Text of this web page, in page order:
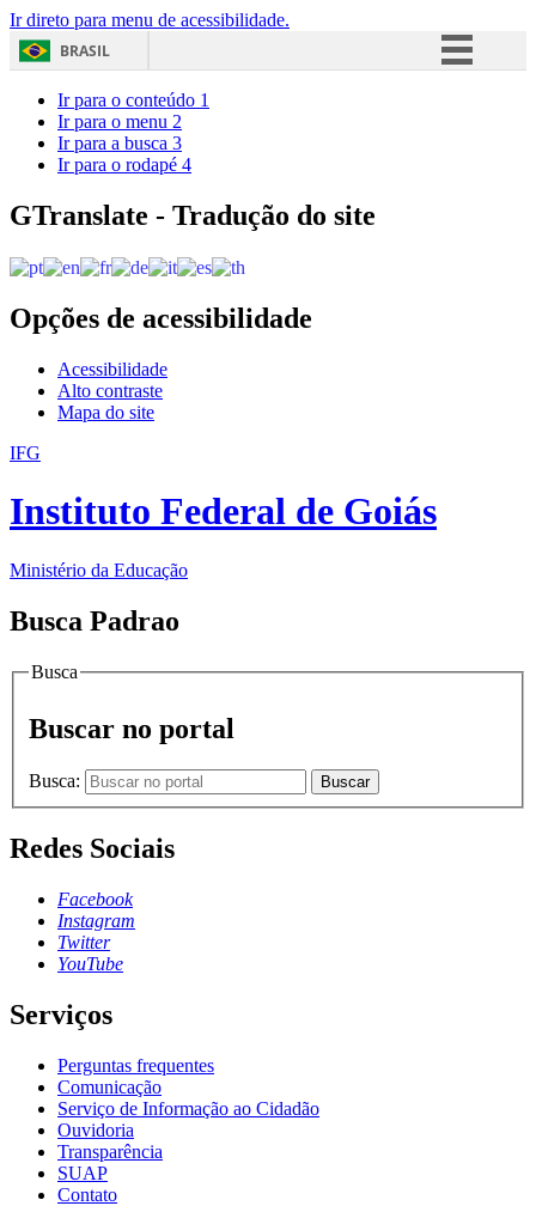
Ir direto para menu de acessibilidade.
BRASIL
Acesso à informação
Ir para o conteúdo 1
Ir para o menu 2
Ir para a busca 3
Ir para o rodapé 4
GTranslate - Tradução do site
Opções de acessibilidade
Acessibilidade
Alto contraste
Mapa do site
IFG
Instituto Federal de Goiás
Ministério da Educação
Busca Padrao
Busca
Buscar no portal
Busca: Buscar
Redes Sociais
Facebook
Instagram
Twitter
YouTube
Serviços
Perguntas frequentes
Comunicação
Serviço de Informação ao Cidadão
Ouvidoria
Transparência
SUAP
Contato